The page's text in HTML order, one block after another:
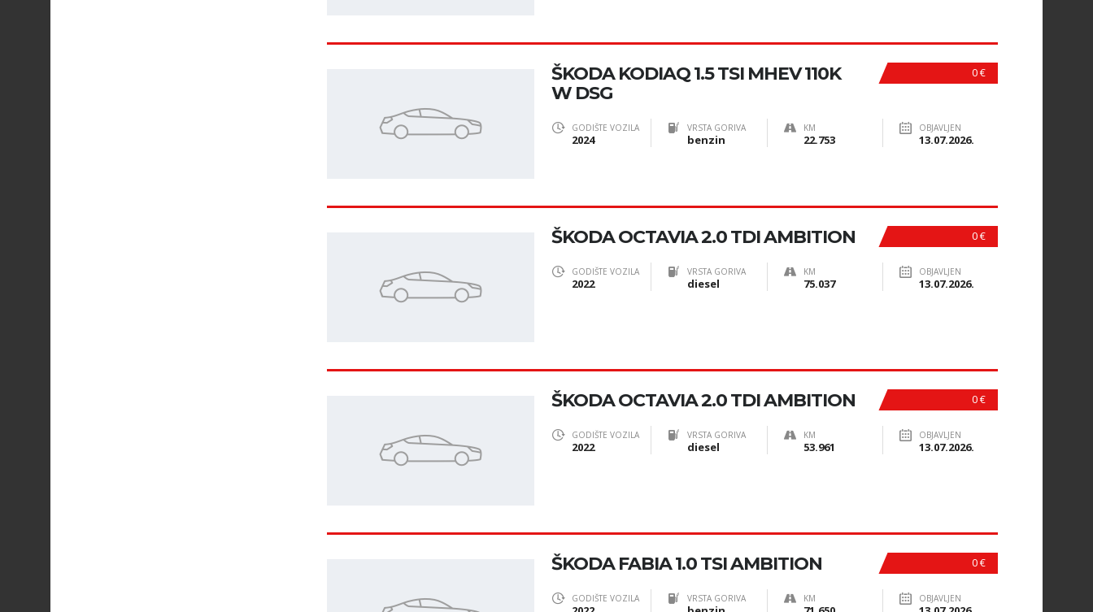
0 €
ŠKODA KODIAQ 1.5 TSI MHEV 110K
W DSG
GODIŠTE VOZILA
2024
VRSTA GORIVA
benzin
KM
22.753
OBJAVLJEN
13.07.2026.
0 €
ŠKODA OCTAVIA 2.0 TDI AMBITION
GODIŠTE VOZILA
2022
VRSTA GORIVA
diesel
KM
75.037
OBJAVLJEN
13.07.2026.
0 €
ŠKODA OCTAVIA 2.0 TDI AMBITION
GODIŠTE VOZILA
2022
VRSTA GORIVA
diesel
KM
53.961
OBJAVLJEN
13.07.2026.
0 €
ŠKODA FABIA 1.0 TSI AMBITION
GODIŠTE VOZILA VRSTA GORIVA KM OBJAVLJEN